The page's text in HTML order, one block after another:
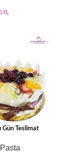
TL
Gün Teslimat